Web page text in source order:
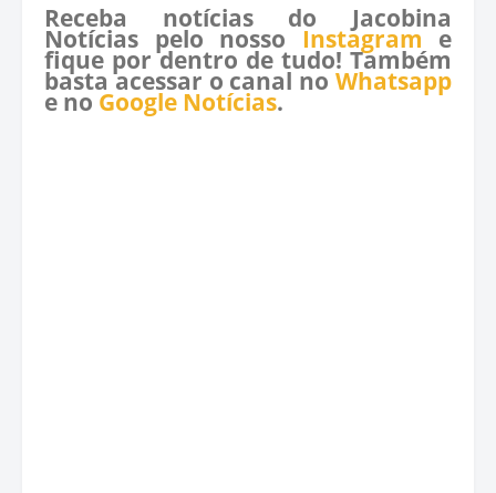
Receba notícias do Jacobina
Notícias pelo nosso Instagram e
fique por dentro de tudo! Também
basta acessar o canal no Whatsapp
e no Google Notícias.